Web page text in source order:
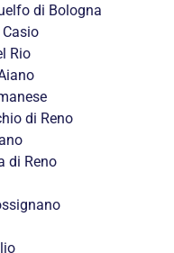
di Bologna
Rio
di Reno
di Reno